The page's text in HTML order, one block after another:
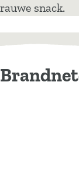
rauwe snack.